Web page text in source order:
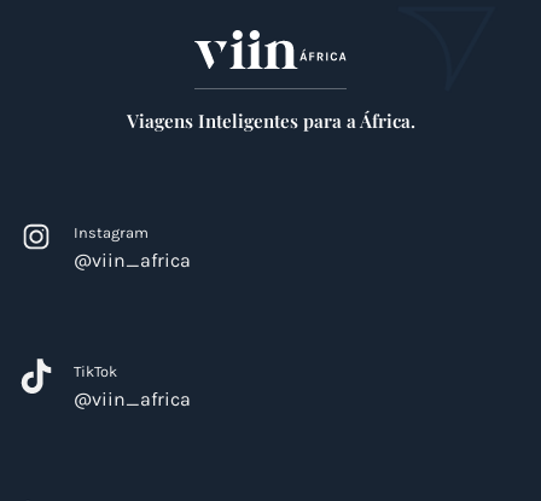
Viagens Inteligentes para a África.
Instagram
@viin_africa
TikTok
@viin_africa